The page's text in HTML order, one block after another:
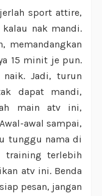
sport attire,
nak mandi.
memandangkan
15 minit je pun.
Jadi, turun
dapat mandi,
main atv ini,
awal sampai,
tunggu nama di
training terlebih
atv ini. Benda
pesan, jangan